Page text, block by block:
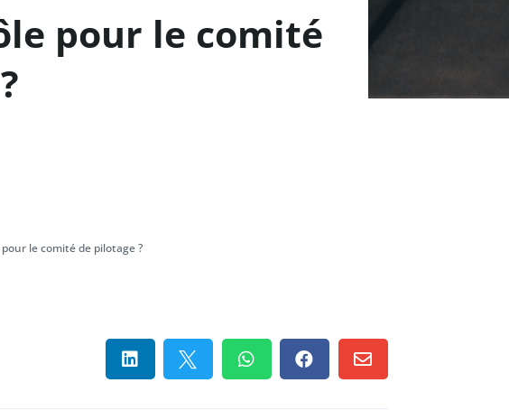
pour le comité
le comité de pilotage ?
    